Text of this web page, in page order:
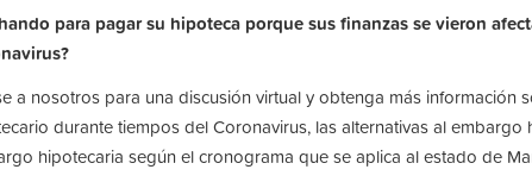
para pagar su hipoteca porque sus finanzas se vieron
a nosotros para una discusión virtual y obtenga más información
durante tiempos del Coronavirus, las alternativas al
hipotecaria según el cronograma que se aplica al estado de